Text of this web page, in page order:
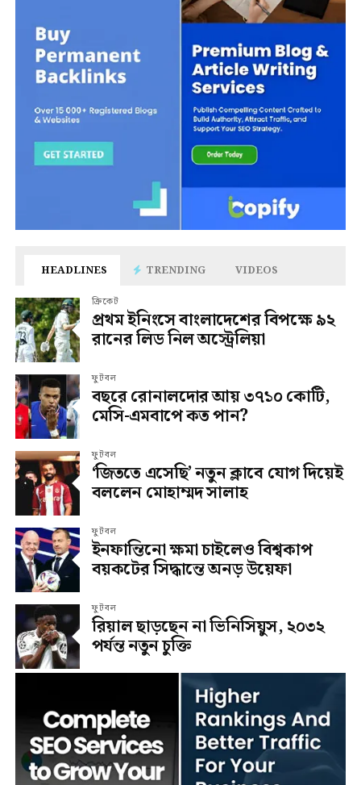
HEADLINES TRENDING VIDEOS
ক্রিকেট
প্রথম ইনিংসে বাংলাদেশের বিপক্ষে ৯২
রানের লিড নিল অস্ট্রেলিয়া
ফুটবল
বছরে রোনালদোর আয় ৩৭১০ কোটি,
মেসি-এমবাপে কত পান?
ফুটবল
‘জিততে এসেছি’ নতুন ক্লাবে যোগ দিয়েই
বললেন মোহাম্মদ সালাহ
ফুটবল
ইনফান্তিনো ক্ষমা চাইলেও বিশ্বকাপ
বয়কটের সিদ্ধান্তে অনড় উয়েফা
ফুটবল
রিয়াল ছাড়ছেন না ভিনিসিয়ুস, ২০৩২
পর্যন্ত নতুন চুক্তি